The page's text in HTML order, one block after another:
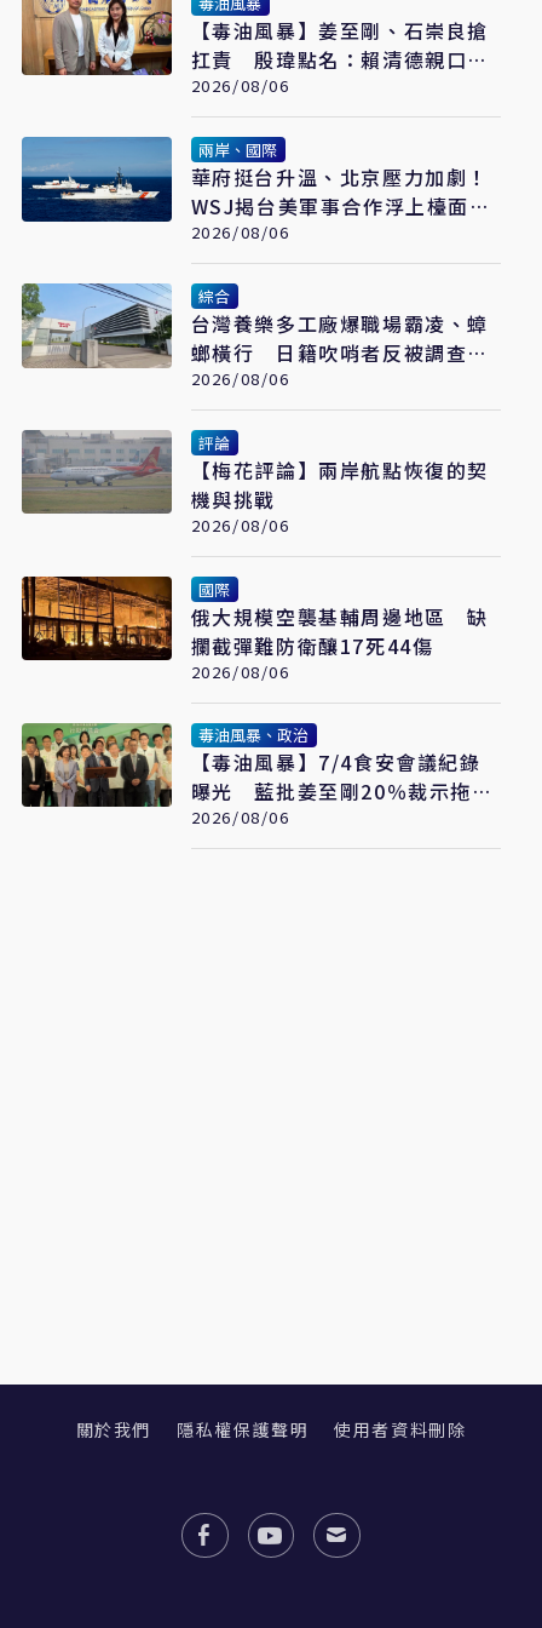
【毒油風暴】姜至剛、石崇良搶
扛責 殷瑋點名：賴清德親口背
書20%毒油放行
2026/08/06
兩岸、國際
華府挺台升溫、北京壓力加劇！
WSJ揭台美軍事合作浮上檯面
翁履中：台灣更要算清安全成本
2026/08/06
綜合
台灣養樂多工廠爆職場霸凌、蟑
螂橫行 日籍吹哨者反被調查罹
憂鬱症
2026/08/06
評論
【梅花評論】兩岸航點恢復的契
機與挑戰
2026/08/06
國際
俄大規模空襲基輔周邊地區 缺
攔截彈難防衛釀17死44傷
2026/08/06
毒油風暴、政治
【毒油風暴】7/4食安會議紀錄
曝光 藍批姜至剛20％裁示拖月
餘才認帳「賴清德是最大破口」
2026/08/06
關於我們 隱私權保護聲明 使用者資料刪除